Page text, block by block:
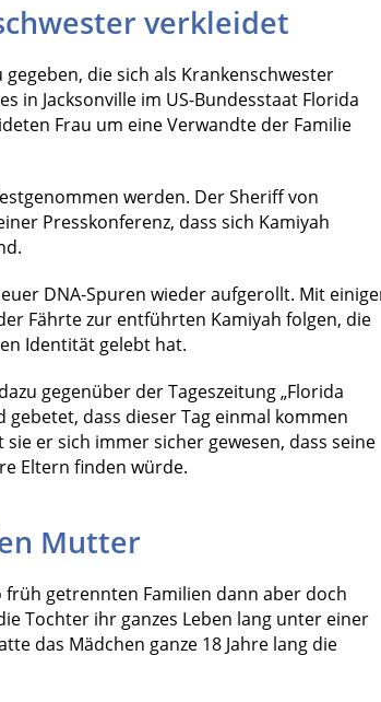
verkleidet
die sich als Krankenschwester
in Jacksonville im US-Bundesstaat Florida
Frau um eine Verwandte der Familie
werden. Der Sheriff von
Presskonferenz, dass sich Kamiyah
DNA-Spuren wieder aufgerollt. Mit
Fährte zur entführten Kamiyah folgen, die
Identität gelebt hat.
gegenüber der Tageszeitung „Florida
dass dieser Tag einmal kommen
er sich immer sicher gewesen, dass seine
Eltern finden würde.
Mutter
getrennten Familien dann aber doch
Tochter ihr ganzes Leben lang unter einer
das Mädchen ganze 18 Jahre lang die
Erschreckend: Asylbewerber
Ihr Kind kam schwer behindert zur